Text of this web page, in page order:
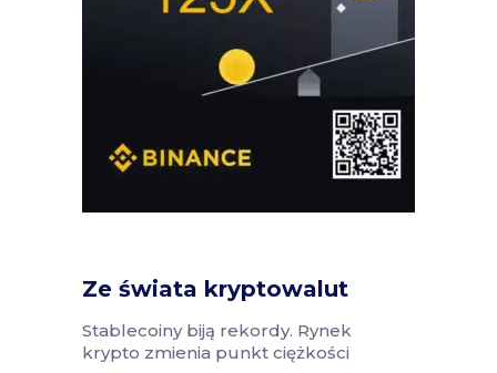
Ze świata kryptowalut
Stablecoiny biją rekordy. Rynek
krypto zmienia punkt ciężkości